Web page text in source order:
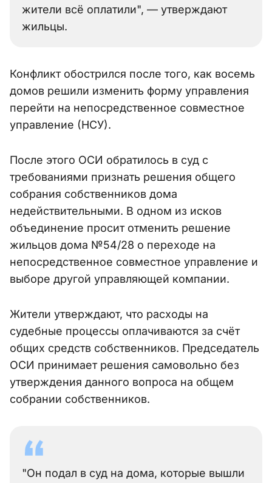
жители всё оплатили", — утверждают
жильцы.
Конфликт обострился после того, как восемь
домов решили изменить форму управления
перейти на непосредственное совместное
управление (НСУ).
После этого ОСИ обратилось в суд с
требованиями признать решения общего
собрания собственников дома
недействительными. В одном из исков
объединение просит отменить решение
жильцов дома №54/28 о переходе на
непосредственное совместное управление и
выборе другой управляющей компании.
Жители утверждают, что расходы на
судебные процессы оплачиваются за счёт
общих средств собственников. Председатель
ОСИ принимает решения самовольно без
утверждения данного вопроса на общем
собрании собственников.
"Он подал в суд на дома, которые вышли